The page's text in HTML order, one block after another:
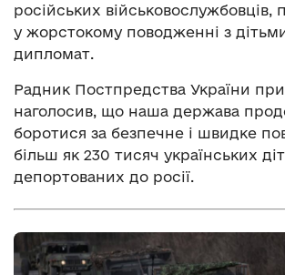
російських військовослужбовців,
у жорстокому поводженні з
дипломат.
Радник Постпредства України
наголосив, що наша держава
боротися за безпечне і швидке
більш як 230 тисяч українських
депортованих до росії.